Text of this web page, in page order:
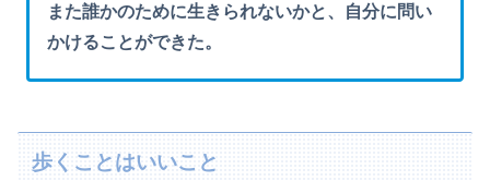
また誰かのために生きられないかと、自分に問い
かけることができた。
歩くことはいいこと